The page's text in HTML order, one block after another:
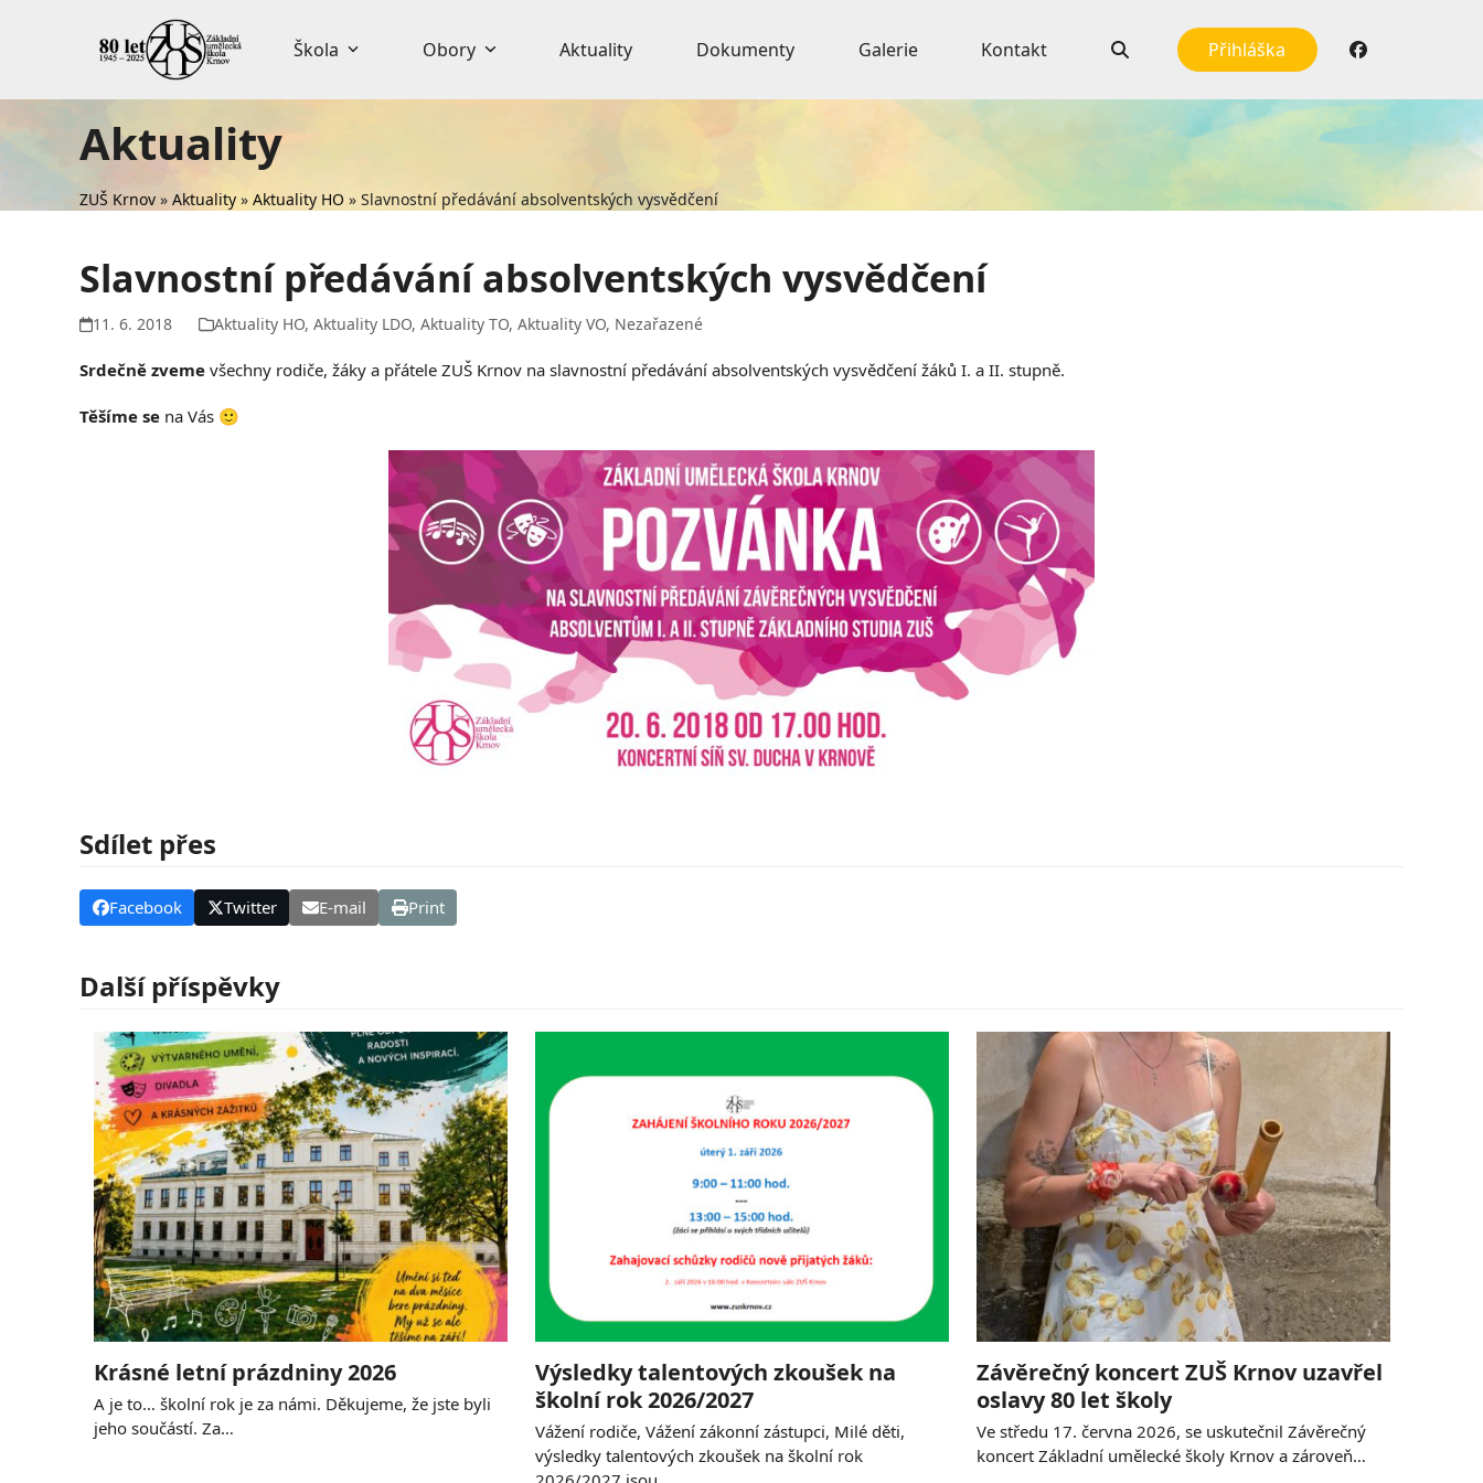
Škola Obory Aktuality Dokumenty Galerie Kontakt Přihláška
Aktuality
ZUŠ Krnov » Aktuality » Aktuality HO » Slavnostní předávání absolventských vysvědčení
Slavnostní předávání absolventských vysvědčení
11. 6. 2018 Aktuality HO,Aktuality LDO,Aktuality TO,Aktuality VO, Nezařazené
Srdečně zveme všechny rodiče, žáky a přátele ZUŠ Krnov na slavnostní předávání absolventských vysvědčení žáků I. a II. stupně.
Těšíme se na Vás 🙂
Sdílet přes
Facebook Twitter E-mail Print
Další příspěvky
Krásné letní prázdniny 2026
A je to… školní rok je za námi. Děkujeme, že jste byli
jeho součástí. Za…
Výsledky talentových zkoušek na
školní rok 2026/2027
Vážení rodiče, Vážení zákonní zástupci, Milé děti,
výsledky talentových zkoušek na školní rok
Závěrečný koncert ZUŠ Krnov uzavřel
oslavy 80 let školy
Ve středu 17. června 2026, se uskutečnil Závěrečný
koncert Základní umělecké školy Krnov a zároveň…